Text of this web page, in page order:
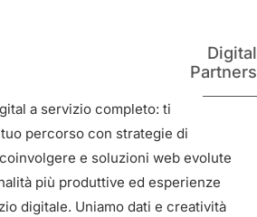
Digital
Partners
a servizio completo: ti
percorso con strategie di
e soluzioni web evolute
più produttive ed esperienze
digitale. Uniamo dati e creatività